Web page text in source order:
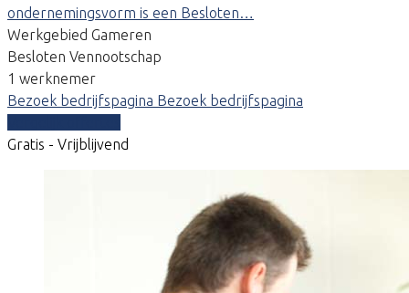
ondernemingsvorm is een Besloten…
Werkgebied Gameren
Besloten Vennootschap
1 werknemer
Bezoek bedrijfspagina Bezoek bedrijfspagina
Gratis - Vrijblijvend